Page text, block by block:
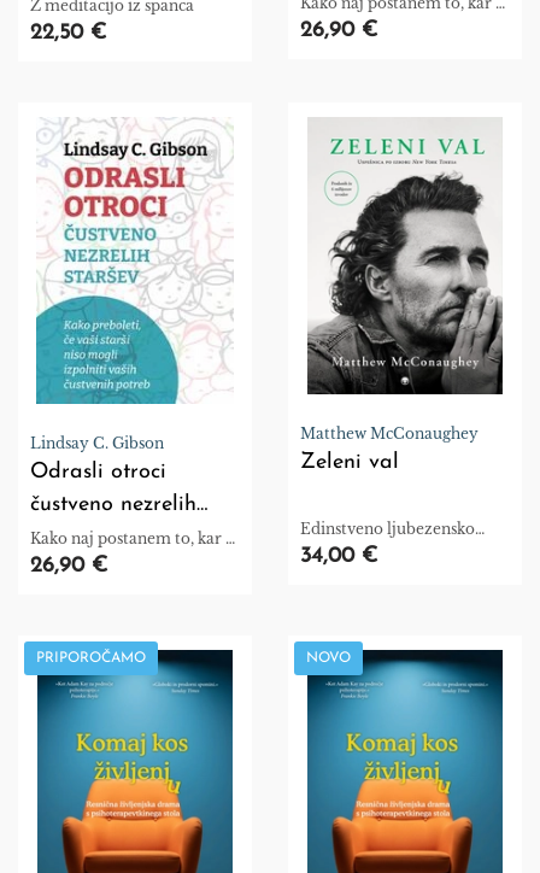
Z meditacijo iz spanca
22,50 €
moral/a biti
26,90 €
Lindsay C. Gibson
Odrasli otroci
čustveno nezrelih
staršev
Kako naj postanem to, kar bi
moral/a biti
26,90 €
Matthew McConaughey
Zeleni val
Edinstveno ljubezensko
pismo življenju, polno
odkrijete svojo »zeleno luč«.
34,00 €
PRIPOROČAMO NOVO